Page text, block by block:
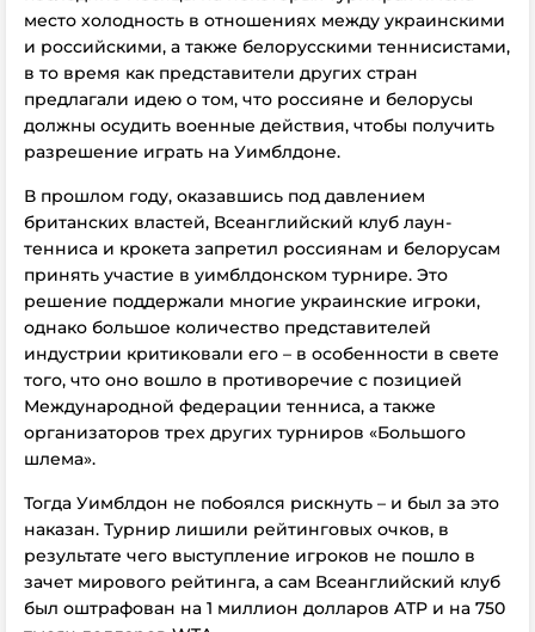
место холодность в отношениях между украинскими
и российскими, а также белорусскими теннисистами,
в то время как представители других стран
предлагали идею о том, что россияне и белорусы
должны осудить военные действия, чтобы получить
разрешение играть на Уимблдоне.
В прошлом году, оказавшись под давлением
британских властей, Всеанглийский клуб лаун-
тенниса и крокета запретил россиянам и белорусам
принять участие в уимблдонском турнире. Это
решение поддержали многие украинские игроки,
однако большое количество представителей
индустрии критиковали его – в особенности в свете
того, что оно вошло в противоречие с позицией
Международной федерации тенниса, а также
организаторов трех других турниров «Большого
шлема».
Тогда Уимблдон не побоялся рискнуть – и был за это
наказан. Турнир лишили рейтинговых очков, в
результате чего выступление игроков не пошло в
зачет мирового рейтинга, а сам Всеанглийский клуб
был оштрафован на 1 миллион долларов ATP и на 750